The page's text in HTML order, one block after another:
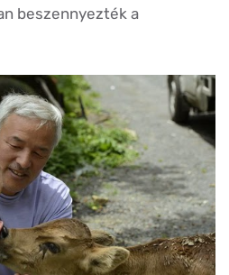
beszennyezték a